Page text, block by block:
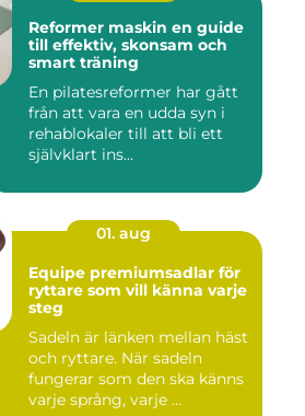
Reformer maskin en guide
till effektiv, skonsam och
smart träning
En pilatesreformer har gått
från att vara en udda syn i
rehablokaler till att bli ett
självklart ins...
01. aug
Equipe premiumsadlar för
ryttare som vill känna varje
steg
Sadeln är länken mellan häst
och ryttare. När sadeln
fungerar som den ska känns
varje språng, varje ...